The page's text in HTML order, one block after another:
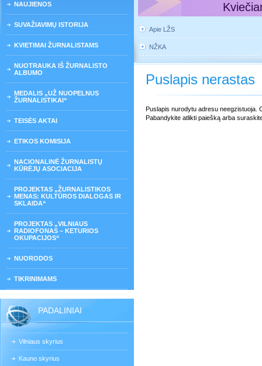
NAUJIENOS
SUVAŽIAVIMŲ ISTORIJA
KVIETIMAI ŽURNALISTAMS
NUOTRAUKA IŠ ŽURNALISTO
ALBUMO
MEDALIS „UŽ NUOPELNUS
ŽURNALISTIKAI“
TEISĖS AKTAI
ETIKOS KOMISIJA
NACIONALINĖ ŽURNALISTŲ
KŪRĖJŲ ASOCIACIJA
PROJEKTAS „ŽURNALISTIKOS
MENAS: KULTŪROS DIALOGAS IR
SKLAIDA“
PROJEKTAS „VILNIAUS
RADIOFONAS – KETURIOS
OKUPACIJOS“
NUORODOS
TIKRINIMAMS
PADALINIAI
Vilniaus skyrius
Kauno skyrius
Apie LŽS
NŽKA
Puslapis nerastas
Puslapis nurodytu adresu neegzistuoja.
Pabandykite atlikti paiešką arba